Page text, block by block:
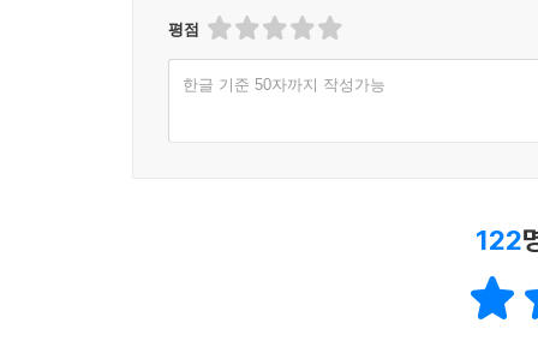
평점
한글 기준 50자까지 작성가능
122